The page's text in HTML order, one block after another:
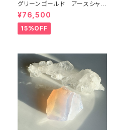
グリーンゴールド アースシャ
ーマンGRGLES-1/シエラ産ア
ンダラクリスタル
¥76,500
15%OFF